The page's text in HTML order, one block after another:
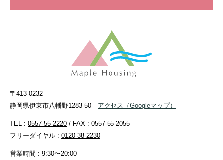
〒413-0232
静岡県伊東市八幡野1283-50
アクセス （Googleマップ）
TEL : 0557-55-2220 / FAX : 0557-55-2055
フリーダイヤル : 0120-38-2230
営業時間 : 9:30〜20:00